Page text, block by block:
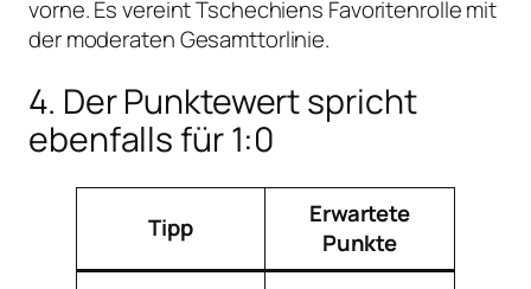
vorne. Es vereint Tschechiens Favoritenrolle mit
der moderaten Gesamttorlinie.
4. Der Punktewert spricht
ebenfalls für 1:0
Tipp
Erwartete
Punkte